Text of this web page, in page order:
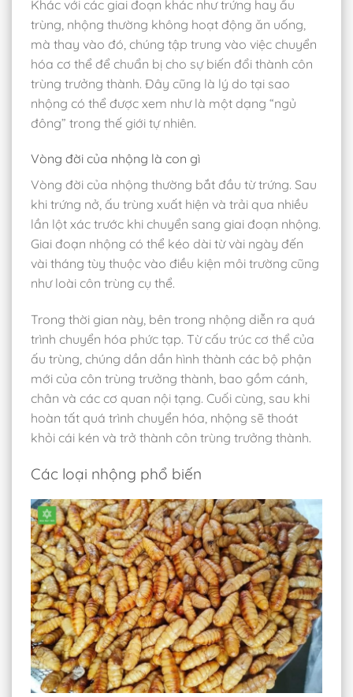
Khác với các giai đoạn khác như trứng hay ấu
trùng, nhộng thường không hoạt động ăn uống,
mà thay vào đó, chúng tập trung vào việc chuyển
hóa cơ thể để chuẩn bị cho sự biến đổi thành côn
trùng trưởng thành. Đây cũng là lý do tại sao
nhộng có thể được xem như là một dạng “ngủ
đông” trong thế giới tự nhiên.
Vòng đời của nhộng là con gì
Vòng đời của nhộng thường bắt đầu từ trứng. Sau
khi trứng nở, ấu trùng xuất hiện và trải qua nhiều
lần lột xác trước khi chuyển sang giai đoạn nhộng.
Giai đoạn nhộng có thể kéo dài từ vài ngày đến
vài tháng tùy thuộc vào điều kiện môi trường cũng
như loài côn trùng cụ thể.
Trong thời gian này, bên trong nhộng diễn ra quá
trình chuyển hóa phức tạp. Từ cấu trúc cơ thể của
ấu trùng, chúng dần dần hình thành các bộ phận
mới của côn trùng trưởng thành, bao gồm cánh,
chân và các cơ quan nội tạng. Cuối cùng, sau khi
hoàn tất quá trình chuyển hóa, nhộng sẽ thoát
khỏi cái kén và trở thành côn trùng trưởng thành.
Các loại nhộng phổ biến